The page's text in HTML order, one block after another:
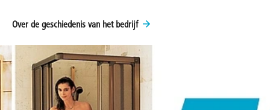
Over de geschiedenis van het bedrijf